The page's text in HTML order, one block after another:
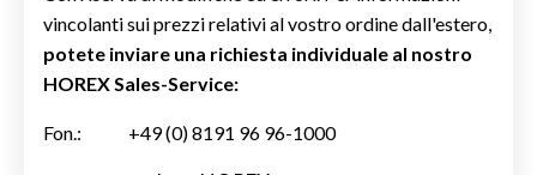
vincolanti sui prezzi relativi al vostro ordine dall'estero,
potete inviare una richiesta individuale al nostro
HOREX Sales-Service:
Fon.: +49 (0) 8191 96 96-1000